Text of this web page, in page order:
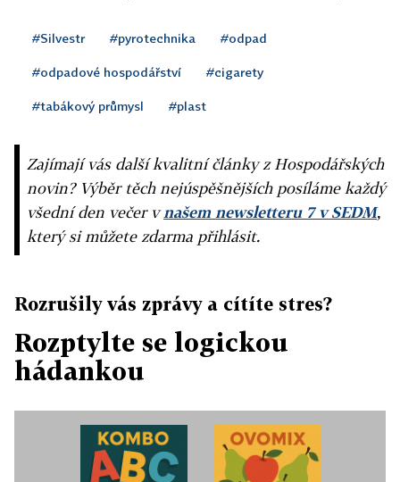
#Silvestr #pyrotechnika #odpad
#odpadové hospodářství #cigarety
#tabákový průmysl #plast
Zajímají vás další kvalitní články z Hospodářských
novin? Výběr těch nejúspěšnějších posíláme každý
všední den večer vnašem newsletteru 7 v SEDM,
který si můžete zdarma přihlásit.
Rozrušily vás zprávy a cítíte stres?
Rozptylte se logickou
hádankou